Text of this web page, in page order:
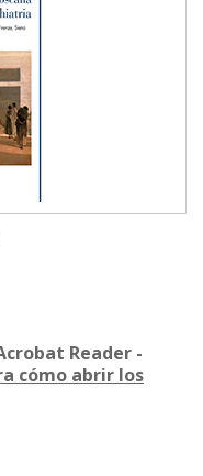
Reader -
cómo abrir los